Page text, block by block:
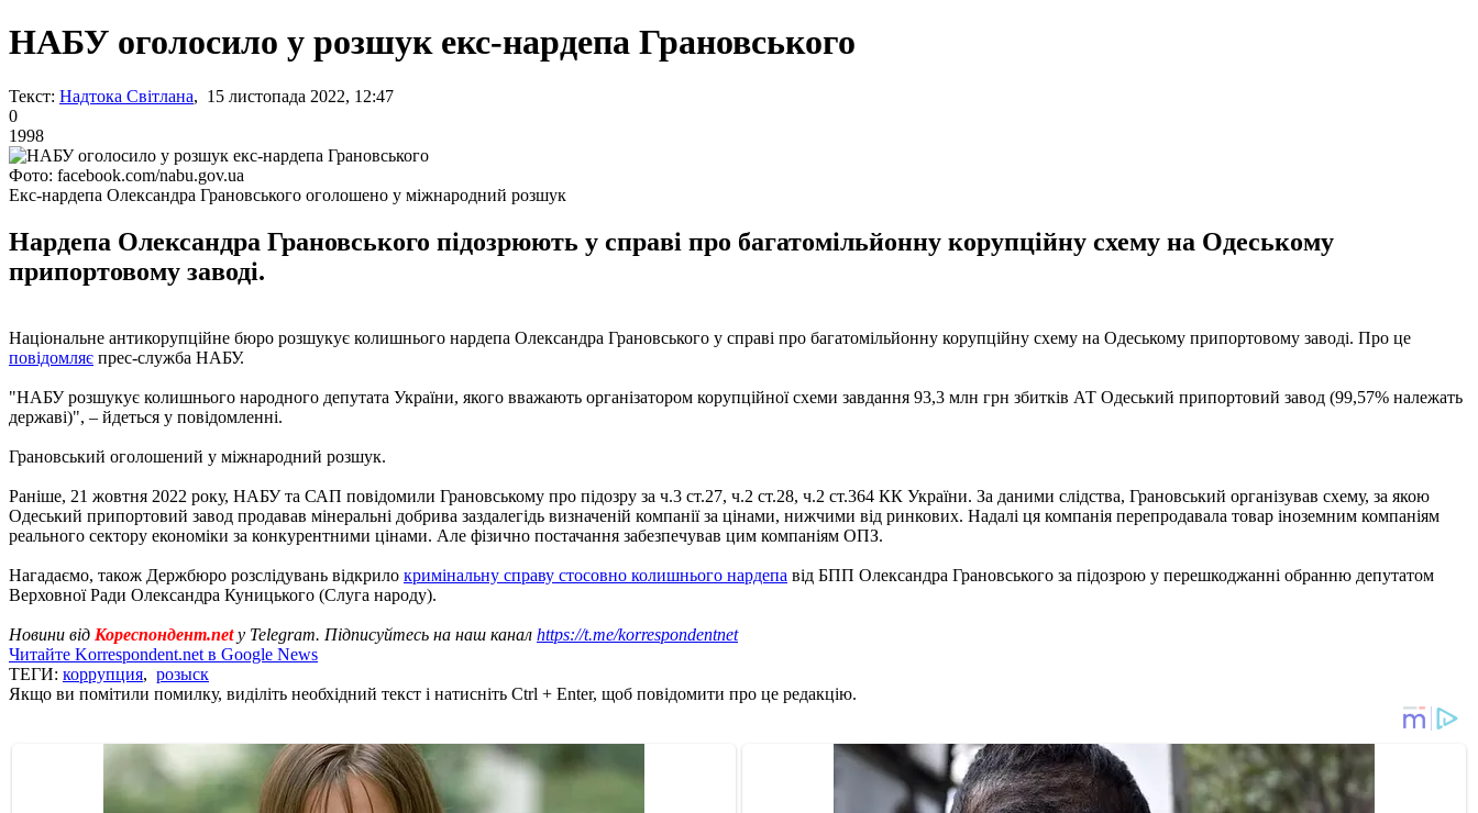
НАБУ оголосило у розшук екс-нардепа Грановського
Текст: Надтока Світлана, 15 листопада 2022, 12:47
0
1998
Фото: facebook.com/nabu.gov.ua
Екс-нардепа Олександра Грановського оголошено у міжнародний розшук
Нардепа Олександра Грановського підозрюють у справі про багатомільйонну корупційну схему на Одеському
припортовому заводі.
Національне антикорупційне бюро розшукує колишнього нардепа Олександра Грановського у справі про багатомільйонну корупційну схему на Одеському припортовому заводі. Про це
повідомляє прес-служба НАБУ.
"НАБУ розшукує колишнього народного депутата України, якого вважають організатором корупційної схеми завдання 93,3 млн грн збитків АТ Одеський припортовий завод (99,57% належать
державі)", – йдеться у повідомленні.
Грановський оголошений у міжнародний розшук.
Раніше, 21 жовтня 2022 року, НАБУ та САП повідомили Грановському про підозру за ч.3 ст.27, ч.2 ст.28, ч.2 ст.364 КК України. За даними слідства, Грановський організував схему, за якою
Одеський припортовий завод продавав мінеральні добрива заздалегідь визначеній компанії за цінами, нижчими від ринкових. Надалі ця компанія перепродавала товар іноземним компаніям
реального сектору економіки за конкурентними цінами. Але фізично постачання забезпечував цим компаніям ОПЗ.
Нагадаємо, також Держбюро розслідувань відкрило кримінальну справу стосовно колишнього нардепа від БПП Олександра Грановського за підозрою у перешкоджанні обранню депутатом
Верховної Ради Олександра Куницького (Слуга народу).
Новини від Кореспондент.netу Telegram. Підписуйтесь на наш канал https://t.me/korrespondentnet
Читайте Korrespondent.net в Google News
ТЕГИ: коррупция, розыск
Якщо ви помітили помилку, виділіть необхідний текст і натисніть Ctrl + Enter, щоб повідомити про це редакцію.